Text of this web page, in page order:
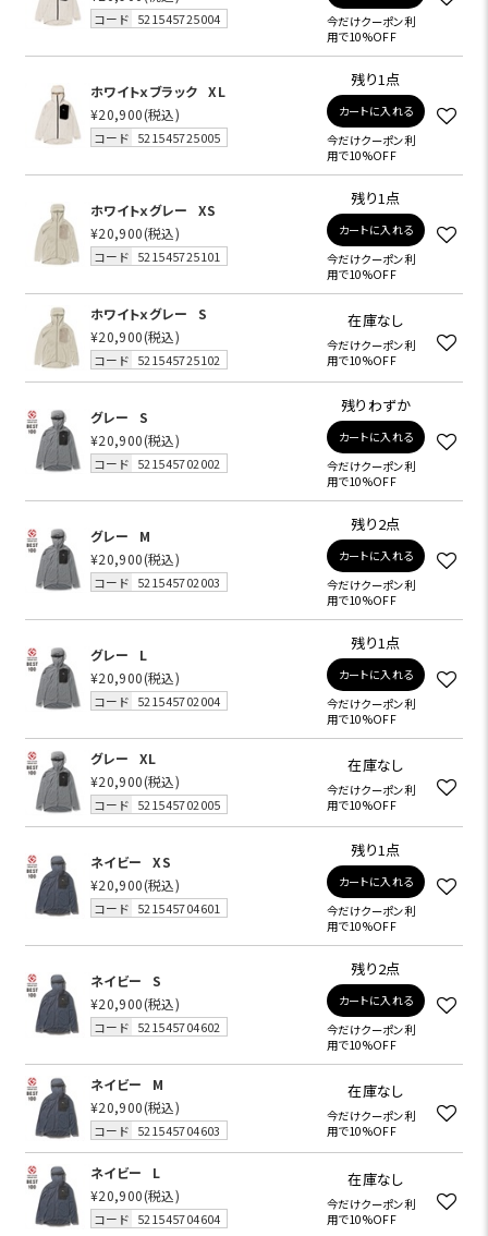
コード 521545725004
今だけクーポン利
用で10%OFF
ホワイトｘブラック
XL
¥20,900(税込)
コード 521545725005
残り1点
カートに入れる
今だけクーポン利
用で10%OFF
ホワイトｘグレー
XS
¥20,900(税込)
コード 521545725101
残り1点
カートに入れる
今だけクーポン利
用で10%OFF
ホワイトｘグレー
S
¥20,900(税込)
コード 521545725102
在庫なし
今だけクーポン利
用で10%OFF
グレー
S
¥20,900(税込)
コード 521545702002
残りわずか
カートに入れる
今だけクーポン利
用で10%OFF
グレー
M
¥20,900(税込)
コード 521545702003
残り2点
カートに入れる
今だけクーポン利
用で10%OFF
グレー
L
¥20,900(税込)
コード 521545702004
残り1点
カートに入れる
今だけクーポン利
用で10%OFF
グレー
XL
¥20,900(税込)
コード 521545702005
在庫なし
今だけクーポン利
用で10%OFF
ネイビー
XS
¥20,900(税込)
コード 521545704601
残り1点
カートに入れる
今だけクーポン利
用で10%OFF
ネイビー
S
¥20,900(税込)
コード 521545704602
残り2点
カートに入れる
今だけクーポン利
用で10%OFF
ネイビー
M
¥20,900(税込)
コード 521545704603
在庫なし
今だけクーポン利
用で10%OFF
ネイビー
L
¥20,900(税込)
コード 521545704604
在庫なし
今だけクーポン利
用で10%OFF